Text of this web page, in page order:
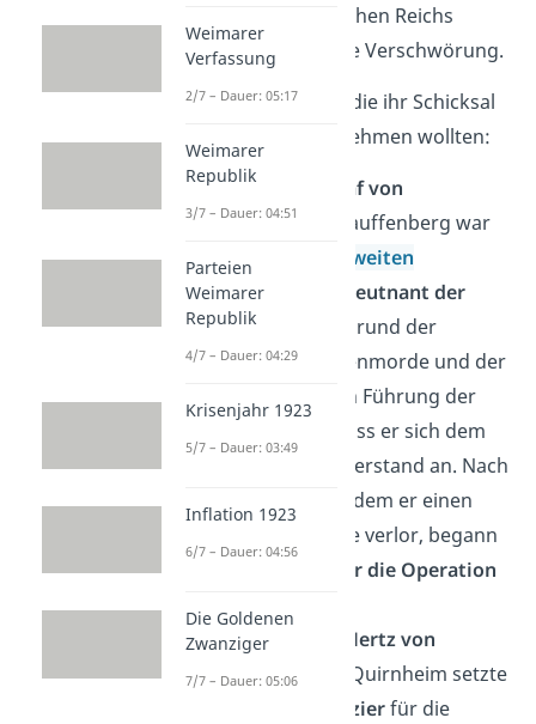
Scheitern des Deutschen Reichs
waren Gründe für die Verschwörung.
Dabei gab es einige, die ihr Schicksal
in die eigene Hand nehmen wollten:
Claus Schenk Graf von
Stauffenberg
: Stauffenberg war
seit Beginn des
Zweiten
Weltkriegs
Oberleutnant der
Reichswehr
. Aufgrund der
deutschen Massenmorde und der
missbräuchlichen Führung der
Wehrmacht schloss er sich dem
militärischen Widerstand an. Nach
einem Angriff, in dem er einen
Arm und ein Auge verlor, begann
Planung für die Operation
Albrecht Ritter Mertz von
Quirnheim : Von Quirnheim setzte
Stabsoffizierfür die
Weimarer
Verfassung
2/7 – Dauer: 05:17
Weimarer
Republik
3/7 – Dauer: 04:51
Parteien
Weimarer
Republik
4/7 – Dauer: 04:29
Krisenjahr 1923
5/7 – Dauer: 03:49
Inflation 1923
6/7 – Dauer: 04:56
Die Goldenen
Zwanziger
7/7 – Dauer: 05:06